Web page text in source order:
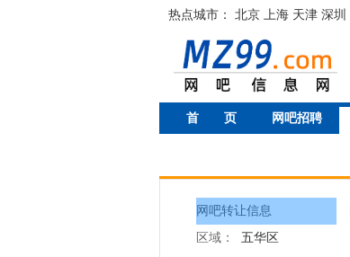
热点城市： 北京 上海 天津 深圳
首 页 网吧招聘
网吧转让信息
区域：
五华区